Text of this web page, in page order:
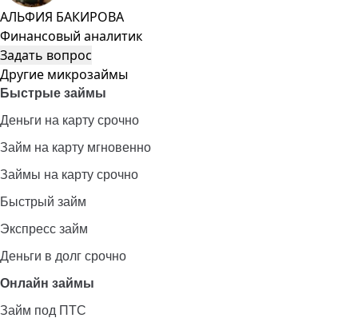
АЛЬФИЯ БАКИРОВА
Финансовый аналитик
Задать вопрос
Другие микрозаймы
Быстрые займы
Деньги на карту срочно
Займ на карту мгновенно
Займы на карту срочно
Быстрый займ
Экспресс займ
Деньги в долг срочно
Онлайн займы
Займ под ПТС